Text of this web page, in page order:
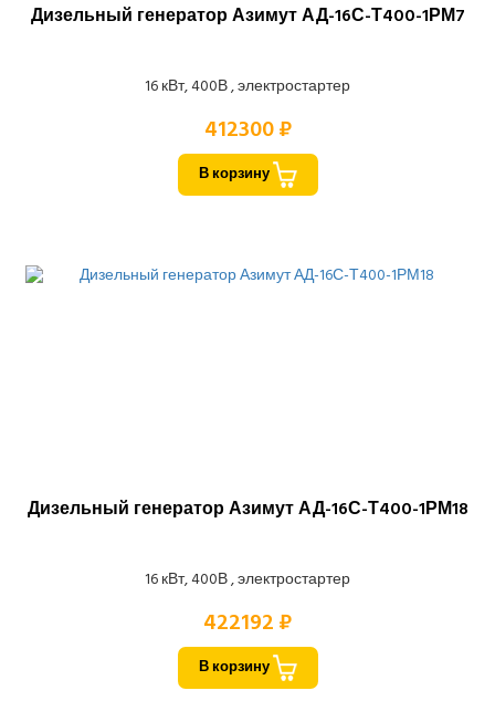
Дизельный генератор Азимут АД-16С-Т400-1РМ7
16 кВт, 400В , электростартер
412300 ₽
В корзину
Дизельный генератор Азимут АД-16С-Т400-1РМ18
16 кВт, 400В , электростартер
422192 ₽
В корзину